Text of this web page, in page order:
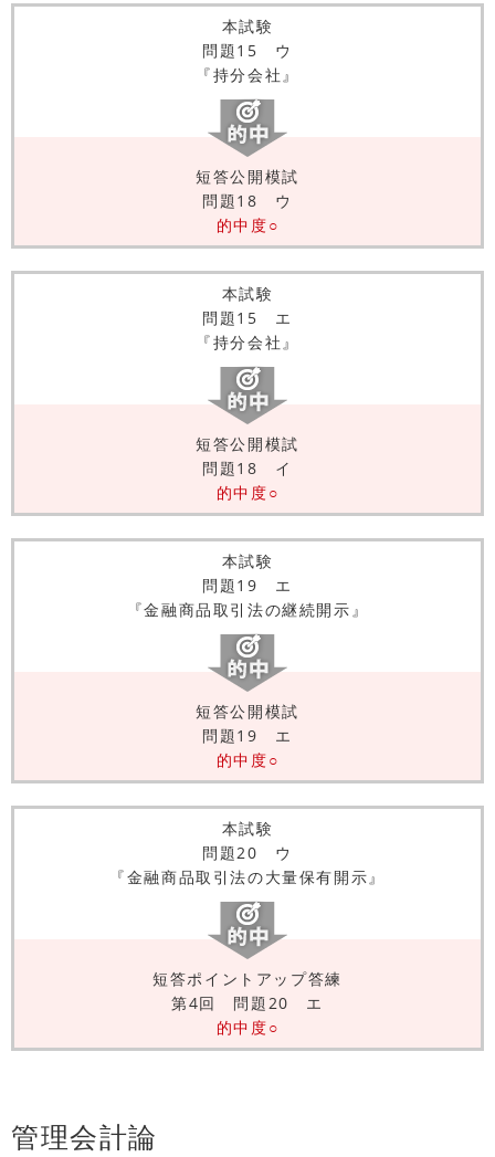
本試験
問題15 ウ
『持分会社』
短答公開模試
問題18 ウ
的中度○
本試験
問題15 エ
『持分会社』
短答公開模試
問題18 イ
的中度○
本試験
問題19 エ
『金融商品取引法の継続開示』
短答公開模試
問題19 エ
的中度○
本試験
問題20 ウ
『金融商品取引法の大量保有開示』
短答ポイントアップ答練
第4回 問題20 エ
的中度○
管理会計論